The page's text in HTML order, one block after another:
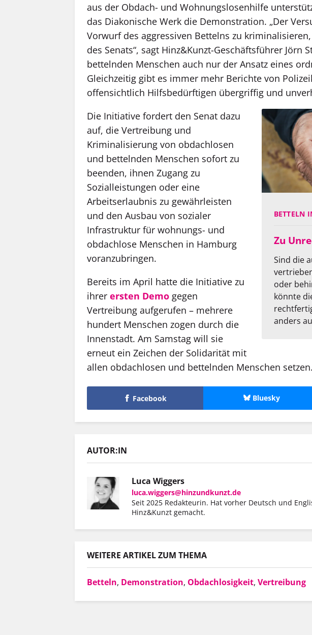
aus der Obdach- und Wohnungslosenhilfe
das Diakonische Werk die Demonstration. „Der
Vorwurf des aggressiven Bettelns zu
des Senats“, sagt Hinz&Kunzt-Geschäftsführer Jörn
bettelnden Menschen auch nur der Ansatz eines
Gleichzeitig gibt es immer mehr Berichte von
offensichtlich Hilfsbedürftigen übergriffig und
BETTELN
Zu
Sind die
oder
könnte
anders
Die Initiative fordert den Senat dazu
auf, die Vertreibung und
Kriminalisierung von obdachlosen
und bettelnden Menschen sofort zu
beenden, ihnen Zugang zu
Sozialleistungen oder eine
Arbeitserlaubnis zu gewährleisten
und den Ausbau von sozialer
Infrastruktur für wohnungs- und
obdachlose Menschen in Hamburg
voranzubringen.
Bereits im April hatte die Initiative zu
ihrer ersten Demo gegen
Vertreibung aufgerufen – mehrere
hundert Menschen zogen durch die
Innenstadt. Am Samstag will sie
erneut ein Zeichen der Solidarität mit
allen obdachlosen und bettelnden Menschen setzen.
Facebook Bluesky
AUTOR:IN
Luca Wiggers
luca.wiggers@hinzundkunzt.de
Seit 2025 Redakteurin. Hat vorher Deutsch und
Hinz&Kunzt gemacht.
WEITERE ARTIKEL ZUM THEMA
Betteln, Demonstration, Obdachlosigkeit, Vertreibung